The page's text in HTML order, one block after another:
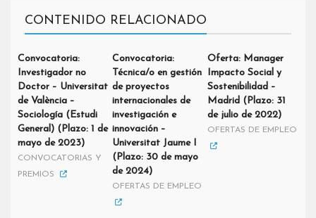
CONTENIDO RELACIONADO
Convocatoria:
Investigador no
Doctor – Universitat
de València –
Sociología (Estudi
General) (Plazo: 1 de
mayo de 2023)
CONVOCATORIAS Y
PREMIOS
Convocatoria:
Técnica/o en gestión
de proyectos
internacionales de
investigación e
innovación –
Universitat Jaume I
(Plazo: 30 de mayo
de 2024)
OFERTAS DE EMPLEO
Oferta: Manager
Impacto Social y
Sostenibilidad –
Madrid (Plazo: 31
de julio de 2022)
OFERTAS DE EMPLEO